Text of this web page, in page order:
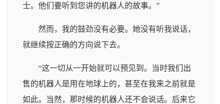
士。他们要听到您讲的机器人的故事。”
然而，我的鼓劲没有必要。她没有听我说话，
就继续按正确的方向说下去。
“这一切从一开始就可以预见到。当时我们出
售的机器人是用在地球上的，甚至在我来之前就是
如此。当然，那时候的机器人还不会说话。后来它